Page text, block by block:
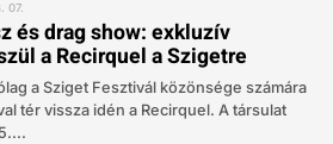
07.
és drag show: exkluzív
a Recirquel a Szigetre
a Sziget Fesztivál közönsége számára
tér vissza idén a Recirquel. A társulat